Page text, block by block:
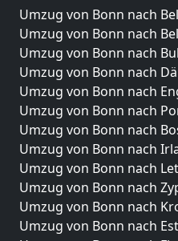
Umzug von Bonn nach
Umzug von Bonn nach
Umzug von Bonn nach
Umzug von Bonn nach
Umzug von Bonn nach
Umzug von Bonn nach
Umzug von Bonn nach
Umzug von Bonn nach
Umzug von Bonn nach
Umzug von Bonn nach
Umzug von Bonn nach
Umzug von Bonn nach